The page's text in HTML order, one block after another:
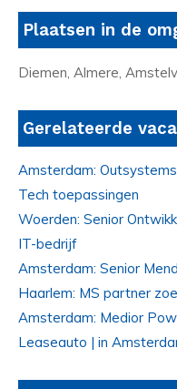
Plaatsen in de
Diemen, Almere,
Gerelateerde
Amsterdam:
Tech toepassingen
Woerden: Senior
IT-bedrijf
Amsterdam: Senior
Haarlem: MS partner
Amsterdam: Medior
Leaseauto | in